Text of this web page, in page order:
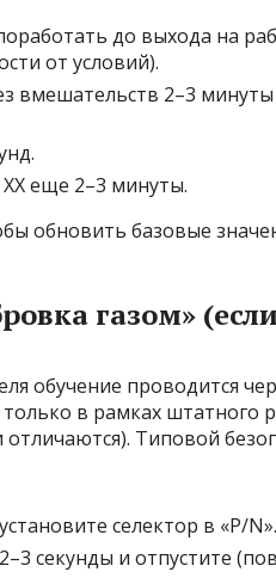
до выхода на
от условий).
вмешательств 2–3 минуты
еще 2–3 минуты.
обновить базовые
газом»
обучение проводится
в рамках штатного
Типовой
селектор в «P/N».
секунды и отпустите